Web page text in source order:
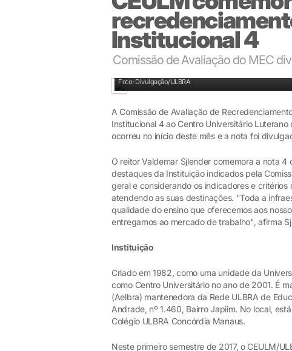
Institucional 4
Comissão de Avaliação do MEC
Foto: Divulgação/ULBRA
A Comissão de Avaliação de
Institucional 4 ao Centro Universitário
ocorreu no início deste mês e a nota foi
O reitor Valdemar Sjlender comemora a nota
destaques da Instituição indicados pela
geral e considerando os indicadores e
atendendo as suas destinações. "Toda a
qualidade do ensino que oferecemos aos
entregamos ao mercado de trabalho", afirma
Instituição
Criado em 1982, como uma unidade da
como Centro Universitário no ano de 2001. É
(Aelbra) mantenedora da Rede ULBRA de
Andrade, nº 1.460, Bairro Japiim. No local,
Colégio ULBRA Concórdia Manaus.
Neste primeiro semestre de 2017, o CEULM/